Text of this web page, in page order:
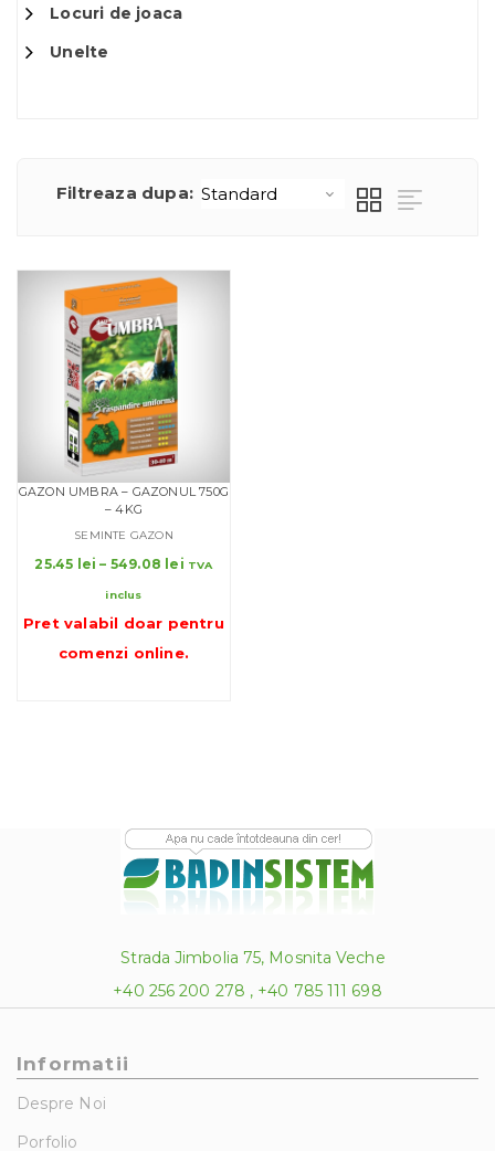
Locuri de joaca
Unelte
Filtreaza dupa:
GAZON UMBRA – GAZONUL 750G
– 4KG
SEMINTE GAZON
25.45 lei – 549.08 leiInterval
25.45 lei
până
TVA
inclus
Pret valabil doar pentru
comenzi online.
Strada Jimbolia 75, Mosnita Veche
+40 256 200 278 , +40 785 111 698
Informatii
Despre Noi
Porfolio